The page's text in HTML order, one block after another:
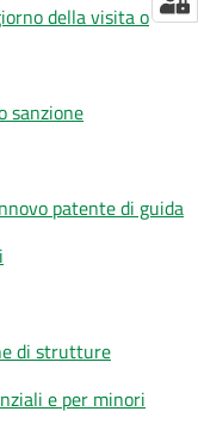
della visita o
sanzione
patente di guida
di strutture
e per minori